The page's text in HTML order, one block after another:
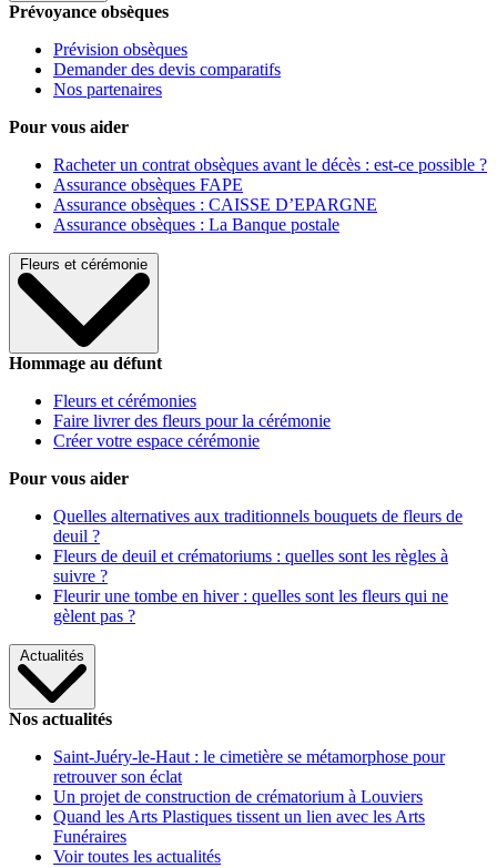
Prévoyance obsèques
Prévision obsèques
Demander des devis comparatifs
Nos partenaires
Pour vous aider
Racheter un contrat obsèques avant le décès : est-ce possible ?
Assurance obsèques FAPE
Assurance obsèques : CAISSE D’EPARGNE
Assurance obsèques : La Banque postale
Fleurs et cérémonie
Hommage au défunt
Fleurs et cérémonies
Faire livrer des fleurs pour la cérémonie
Créer votre espace cérémonie
Pour vous aider
Quelles alternatives aux traditionnels bouquets de fleurs de
deuil ?
Fleurs de deuil et crématoriums : quelles sont les règles à
suivre ?
Fleurir une tombe en hiver : quelles sont les fleurs qui ne
gèlent pas ?
Actualités
Nos actualités
Saint-Juéry-le-Haut : le cimetière se métamorphose pour
retrouver son éclat
Un projet de construction de crématorium à Louviers
Quand les Arts Plastiques tissent un lien avec les Arts
Funéraires
Voir toutes les actualités